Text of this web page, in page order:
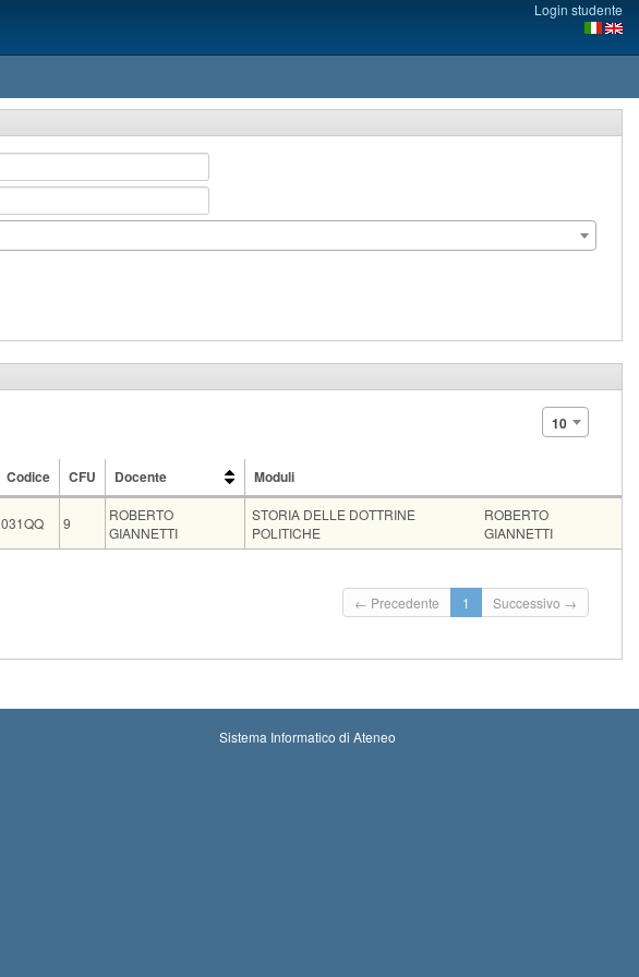
Login studente
10
Codice CFU Docente
Moduli
Docente Moduli
031QQ 9
ROBERTO
GIANNETTI
STORIA DELLE DOTTRINE
POLITICHE
ROBERTO
GIANNETTI
Iscrizioni chiuse
← Precedente
1 Successivo →
Sistema Informatico di Ateneo